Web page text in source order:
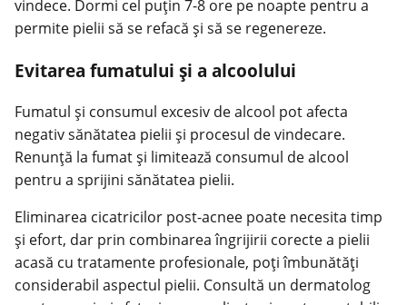
vindece. Dormi cel puțin 7-8 ore pe noapte pentru a
permite pielii să se refacă și să se regenereze.
Evitarea fumatului și a alcoolului
Fumatul și consumul excesiv de alcool pot afecta
negativ sănătatea pielii și procesul de vindecare.
Renunță la fumat și limitează consumul de alcool
pentru a sprijini sănătatea pielii.
Eliminarea cicatricilor post-acnee poate necesita timp
și efort, dar prin combinarea îngrijirii corecte a pielii
acasă cu tratamente profesionale, poți îmbunătăți
considerabil aspectul pielii. Consultă un dermatolog